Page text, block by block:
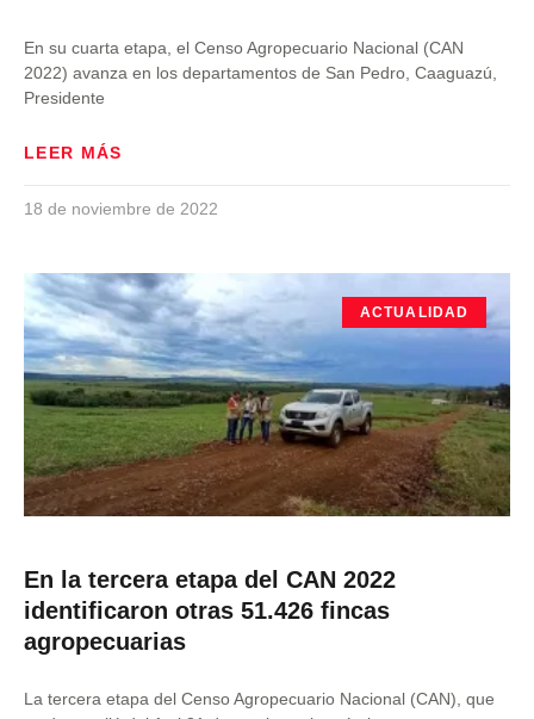
En su cuarta etapa, el Censo Agropecuario Nacional (CAN
2022) avanza en los departamentos de San Pedro, Caaguazú,
Presidente
LEER MÁS
18 de noviembre de 2022
ACTUALIDAD
En la tercera etapa del CAN 2022
identificaron otras 51.426 fincas
agropecuarias
La tercera etapa del Censo Agropecuario Nacional (CAN), que